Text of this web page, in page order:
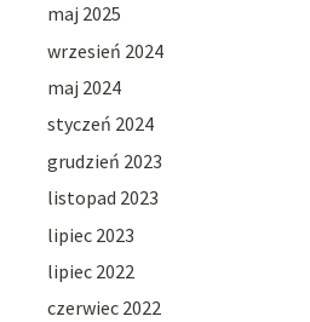
maj 2025
wrzesień 2024
maj 2024
styczeń 2024
grudzień 2023
listopad 2023
lipiec 2023
lipiec 2022
czerwiec 2022